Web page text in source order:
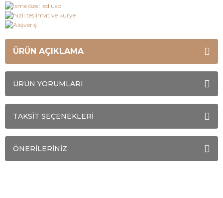
ÜRÜN AÇIKLAMA
ÜRÜN YORUMLARI
TAKSİT SEÇENEKLERİ
ÖNERİLERİNİZ